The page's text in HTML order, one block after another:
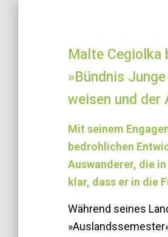
Malte Cegiolka
»Bündnis
weisen und der
Mit seinem
bedrohlichen
Auswanderer, die
klar, dass er in die
Während seines